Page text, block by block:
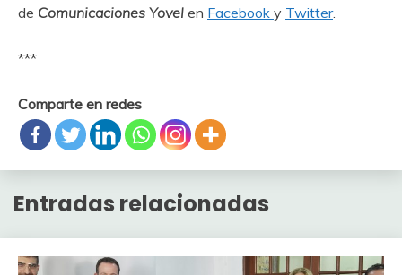
de Comunicaciones Yovel en Facebook y Twitter.
***
Comparte en redes
Entradas relacionadas